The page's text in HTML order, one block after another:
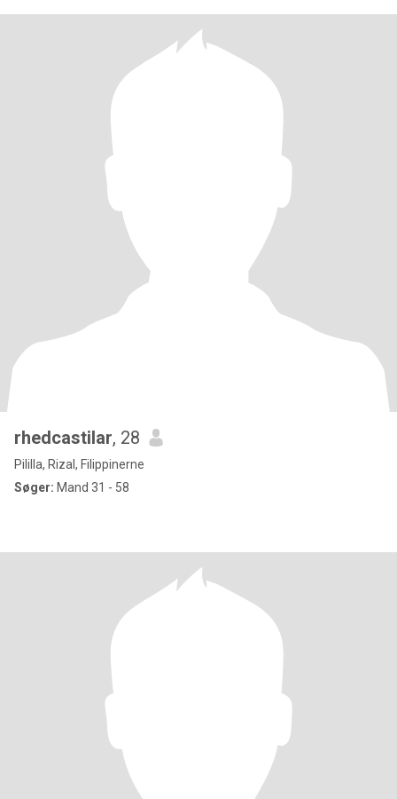
rhedcastilar, 28
Pililla, Rizal, Filippinerne
Søger: Mand 31 - 58